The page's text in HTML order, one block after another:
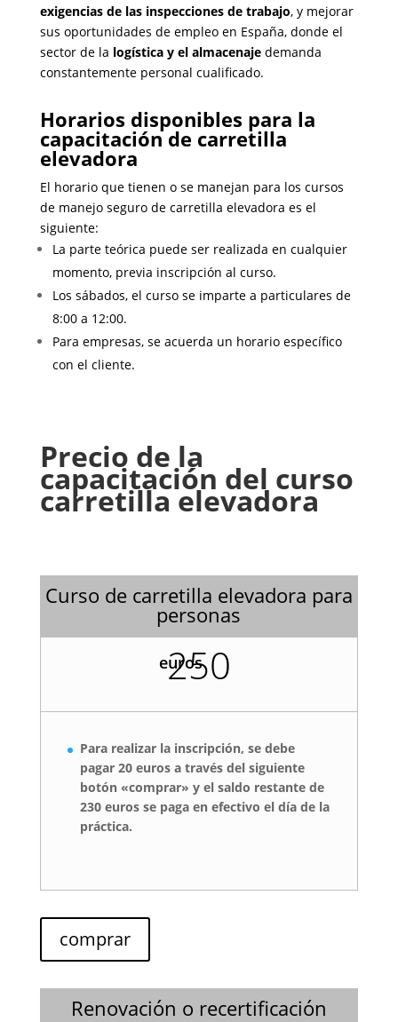
exigencias de las inspecciones de trabajo, y mejorar
sus oportunidades de empleo en España, donde el
sector de la logística y el almacenajedemanda
constantemente personal cualificado.
Horarios disponibles para la
capacitación de carretilla
elevadora
El horario que tienen o se manejan para los cursos
de manejo seguro de carretilla elevadora es el
siguiente:
La parte teórica puede ser realizada en cualquier
momento, previa inscripción al curso.
Los sábados, el curso se imparte a particulares de
8:00 a 12:00.
Para empresas, se acuerda un horario específico
con el cliente.
Precio de la
capacitación del curso
carretilla elevadora
Curso de carretilla elevadora para
personas
euros
250
Para realizar la inscripción, se debe
pagar 20 euros a través del siguiente
botón «comprar» y el saldo restante de
230 euros se paga en efectivo el día de la
práctica.
comprar
Renovación o recertificación